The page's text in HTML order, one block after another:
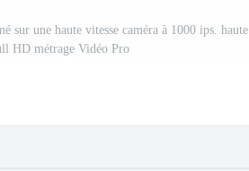
sur une haute vitesse caméra à 1000 ips. haute
HD métrage Vidéo Pro